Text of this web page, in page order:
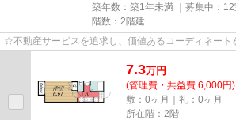
築年数：築1年未満 ｜募集中： 12
階数：2階建
☆不動産サービスを追求し、価値あるコーディネー
7.3万円
(管理費・共益費 6,000円)
敷：0ヶ月｜礼：0ヶ月
所在階：2階